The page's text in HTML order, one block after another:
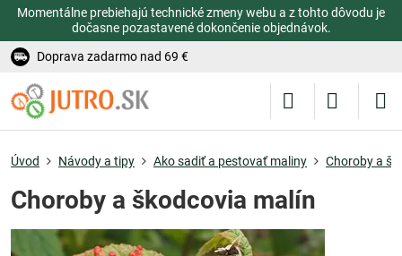
Momentálne prebiehajú technické zmeny webu a z tohto dôvodu je
dočasne pozastavené dokončenie objednávok.
Doprava zadarmo nad 69 €
Úvod Návody a tipy Ako sadiť a pestovať maliny Choroby a
Choroby a škodcovia malín